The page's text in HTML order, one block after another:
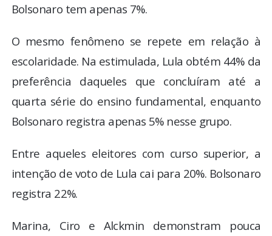
Bolsonaro tem apenas 7%.
O mesmo fenômeno se repete em relação à
escolaridade. Na estimulada, Lula obtém 44% da
preferência daqueles que concluíram até a
quarta série do ensino fundamental, enquanto
Bolsonaro registra apenas 5% nesse grupo.
Entre aqueles eleitores com curso superior, a
intenção de voto de Lula cai para 20%. Bolsonaro
registra 22%.
Marina, Ciro e Alckmin demonstram pouca